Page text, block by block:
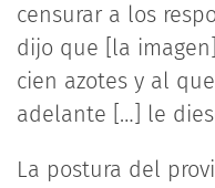
censurar a los
dijo que [la
cien azotes y al
adelante […] le
La postura del